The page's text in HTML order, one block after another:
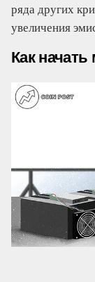
ряда других
увеличения
Как